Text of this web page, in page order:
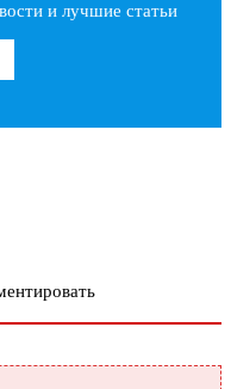
и лучшие статьи